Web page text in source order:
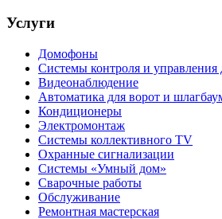
Услуги
Домофоны
Системы контроля и
Видеонаблюдение
Автоматика для ворот и
Кондиционеры
Электромонтаж
Системы коллективного TV
Охранные сигнализации
Системы «Умный дом»
Сварочные работы
Обслуживание
Ремонтная мастерская